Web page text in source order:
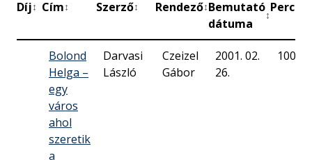
Díj↕ Cím↕ Szerző↕ Rendező↕Bemutató
dátuma
↕
Perc
Bolond
Helga –
egy
város
ahol
szeretik
a
Darvasi
László
Czeizel
Gábor
2001. 02.
26.
100